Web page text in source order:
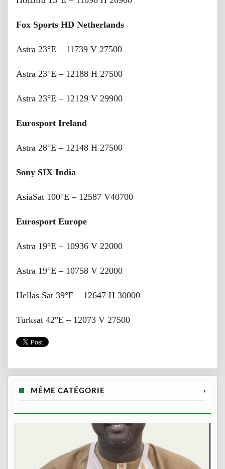
Fox Sports HD Netherlands
Astra 23°E – 11739 V 27500
Astra 23°E – 12188 H 27500
Astra 23°E – 12129 V 29900
Eurosport Ireland
Astra 28°E – 12148 H 27500
Sony SIX India
AsiaSat 100°E – 12587 V40700
Eurosport Europe
Astra 19°E – 10936 V 22000
Astra 19°E – 10758 V 22000
Hellas Sat 39°E – 12647 H 30000
Turksat 42°E – 12073 V 27500
MÊME CATÉGORIE ›